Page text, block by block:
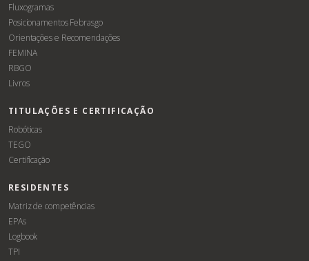
Fluxogramas
Posicionamentos Febrasgo
Orientações e Recomendações
FEMINA
RBGO
Livros
TITULAÇÕES E CERTIFICAÇÃO
Robóticas
TEGO
Certificação
RESIDENTES
Matriz de competências
EPAs
Logbook
TPI